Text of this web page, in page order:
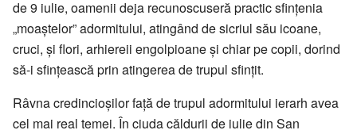
de 9 iulie, oamenii deja recunoscuseră practic sfințenia
„moaștelor” adormitului, atingând de sicriul său icoane,
cruci, și flori, arhiereii engolpioane și chiar pe copii, dorind
să-i sfințească prin atingerea de trupul sfințit.
Râvna credincioșilor față de trupul adormitului ierarh avea
cel mai real temei. În ciuda căldurii de iulie din San